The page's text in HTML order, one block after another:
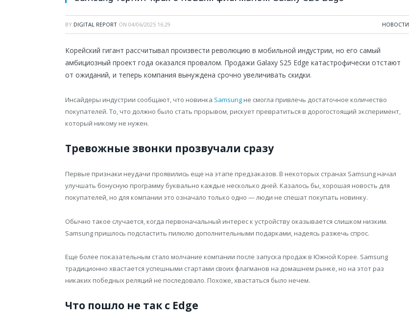
BY DIGITAL REPORT ON 04/06/2025 16:29 НОВОСТИ
Корейский гигант рассчитывал произвести революцию в мобильной индустрии, но его самый
амбициозный проект года оказался провалом. Продажи Galaxy S25 Edge катастрофически отстают
от ожиданий, и теперь компания вынуждена срочно увеличивать скидки.
Инсайдеры индустрии сообщают, что новинка Samsung не смогла привлечь достаточное количество
покупателей. То, что должно было стать прорывом, рискует превратиться в дорогостоящий эксперимент,
который никому не нужен.
Тревожные звонки прозвучали сразу
Первые признаки неудачи проявились еще на этапе предзаказов. В некоторых странах Samsung начал
улучшать бонусную программу буквально каждые несколько дней. Казалось бы, хорошая новость для
покупателей, но для компании это означало только одно — люди не спешат покупать новинку.
Обычно такое случается, когда первоначальный интерес к устройству оказывается слишком низким.
Samsung пришлось подсластить пилюлю дополнительными подарками, надеясь разжечь спрос.
Еще более показательным стало молчание компании после запуска продаж в Южной Корее. Samsung
традиционно хвастается успешными стартами своих флагманов на домашнем рынке, но на этот раз
никаких победных реляций не последовало. Похоже, хвастаться было нечем.
Что пошло не так с Edge